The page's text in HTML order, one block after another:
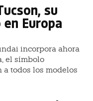
su
Europa
incorpora ahora
el símbolo
todos los modelos